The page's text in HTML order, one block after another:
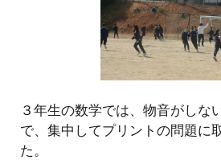
３年生の数学では、物音がしな
で、集中してプリントの問題に
た。